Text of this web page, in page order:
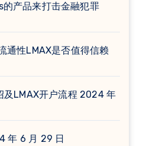
产品来打击金融犯罪
通性LMAX是否值得信赖
及LMAX开户流程 2024 年
年 6 月 29 日